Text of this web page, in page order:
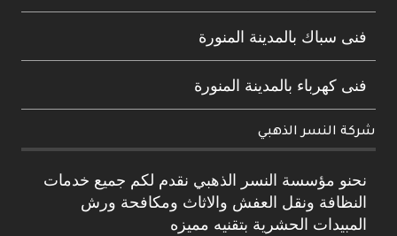
فنى سباك بالمدينة المنورة
فنى كهرباء بالمدينة المنورة
شركة النسر الذهبي
نحنو مؤسسة النسر الذهبي نقدم لكم جميع خدمات
النظافة ونقل العفش والاثاث ومكافحة ورش
المبيدات الحشرية بتقنيه مميزه